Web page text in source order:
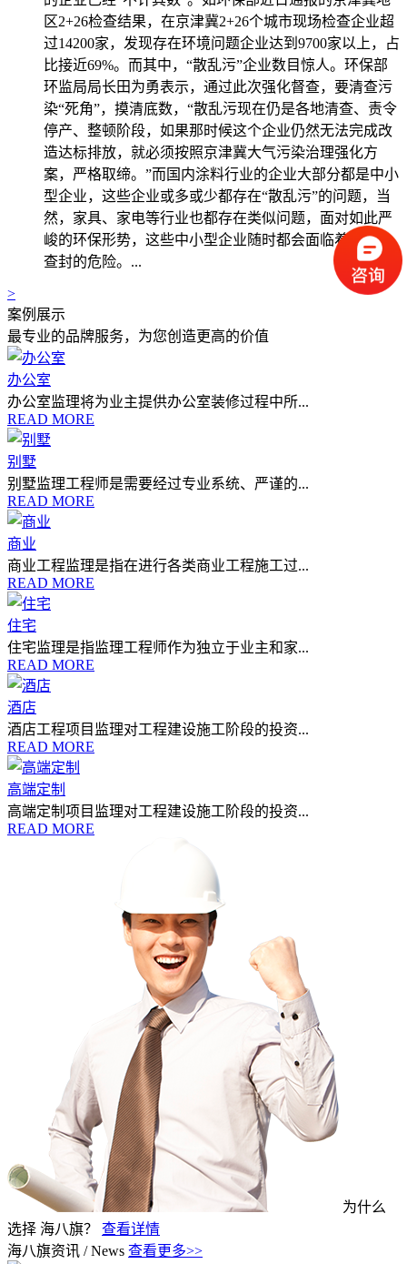
区2+26检查结果，在京津冀2+26个城市现场检查企业超
过14200家，发现存在环境问题企业达到9700家以上，占
比接近69%。而其中，“散乱污”企业数目惊人。环保部
环监局局长田为勇表示，通过此次强化督查，要清查污
染“死角”，摸清底数，“散乱污现在仍是各地清查、责令
停产、整顿阶段，如果那时候这个企业仍然无法完成改
造达标排放，就必须按照京津冀大气污染治理强化方
案，严格取缔。”而国内涂料行业的企业大部分都是中小
型企业，这些企业或多或少都存在“散乱污”的问题，当
然，家具、家电等行业也都存在类似问题，面对如此严
峻的环保形势，这些中小型企业随时都会面临着关停、
查封的危险。...
>
案例展示
最专业的品牌服务，为您创造更高的价值
办公室
办公室监理将为业主提供办公室装修过程中所...
READ MORE
别墅
别墅监理工程师是需要经过专业系统、严谨的...
READ MORE
商业
商业工程监理是指在进行各类商业工程施工过...
READ MORE
住宅
住宅监理是指监理工程师作为独立于业主和家...
READ MORE
酒店
酒店工程项目监理对工程建设施工阶段的投资...
READ MORE
高端定制
高端定制项目监理对工程建设施工阶段的投资...
READ MORE
为什么
选择 海八旗？
查看详情
海八旗资讯 / News 查看更多>>